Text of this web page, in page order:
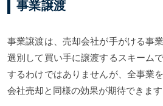
事業譲渡
事業譲渡は、売却会社が手がける事
選別して買い手に譲渡するスキーム
するわけではありませんが、全事業
会社売却と同様の効果が期待できます